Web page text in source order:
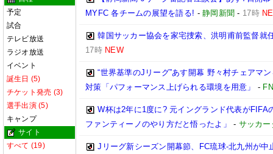
予定
試合
テレビ放送
ラジオ放送
イベント
誕生日 (5)
チケット発売 (3)
選手出演 (5)
キャンプ
サイト
すべて (19)
MYFC 各チームの展望を語る! -静岡新聞 - 17時
韓国サッカー協会を家宅捜索、洪明甫前監督就
17時 NEW
“世界基準のJリーグ”あす開幕 野々村チェアマ
対策「パフォーマンス上げられる環境を用意」
-
W杯は2年に1度に? 元イングランド代表が
ファンティーノのやり方だと悟ったよ」
- サッカ
Jリーグ新シーズン開幕節、FC琉球-北九州が中